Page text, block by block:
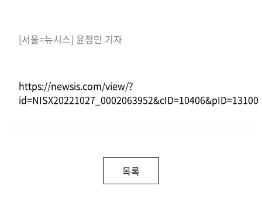
[서울=뉴시스] 윤정민 기자
https://newsis.com/view/?
id=NISX20221027_0002063952&cID=10406&pID=13100
목록